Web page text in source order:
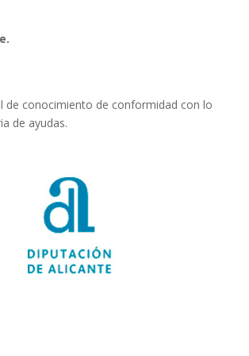
de conocimiento de conformidad con lo
de ayudas.